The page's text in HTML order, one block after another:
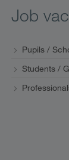
Job
Pupils /
Students /